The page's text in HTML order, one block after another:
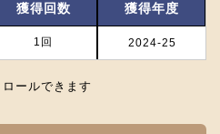
獲得回数 獲得年度
1回 2024-25
ールできます